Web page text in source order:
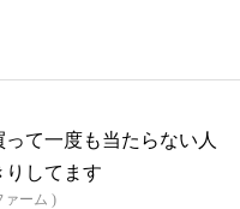
って一度も当たらない人
してます
ァーム )